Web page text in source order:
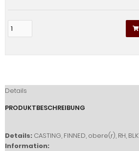
Details
PRODUKTBESCHREIBUNG
Details: CASTING, FINNED, obere(r), RH, BLK
Information: